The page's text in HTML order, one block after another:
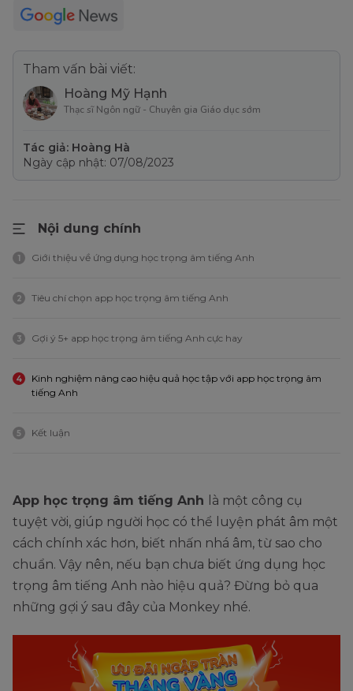
Tham vấn bài viết:
Hoàng Mỹ Hạnh
Thạc sĩ Ngôn ngữ - Chuyên gia Giáo dục sớm
Tác giả: Hoàng Hà
Ngày cập nhật: 07/08/2023
Nội dung chính
1 Giới thiệu về ứng dụng học trọng âm tiếng Anh
2 Tiêu chí chọn app học trọng âm tiếng Anh
3 Gợi ý 5+ app học trọng âm tiếng Anh cực hay
4
Kinh nghiệm nâng cao hiệu quả học tập với app học trọng âm
tiếng Anh
5 Kết luận
App học trọng âm tiếng Anh
là một công cụ
tuyệt vời, giúp người học có thể luyện phát âm một
cách chính xác hơn, biết nhấn nhá âm, từ sao cho
chuẩn. Vậy nên, nếu bạn chưa biết ứng dụng học
trọng âm tiếng Anh nào hiệu quả? Đừng bỏ qua
những gợi ý sau đây của Monkey nhé.